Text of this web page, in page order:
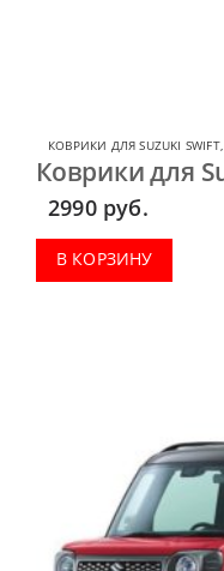
КОВРИКИ ДЛЯ SUZUKI SWIFT,
Коврики для
2990 руб.
В КОРЗИНУ